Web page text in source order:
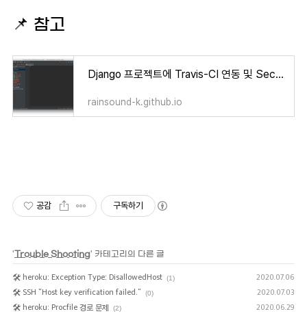
📌 참고
Django 프로젝트에 Travis-CI 연동 및 Secret Key 암호화
rainsound-k.github.io
공감 구독하기
'Trouble Shooting' 카테고리의 다른 글
🛠 heroku: Exception Type: DisallowedHost (1) 2020.07.06
🛠 SSH "Host key verification failed." (0) 2020.07.03
🛠 heroku: Procfile 경로 문제 (2) 2020.06.29